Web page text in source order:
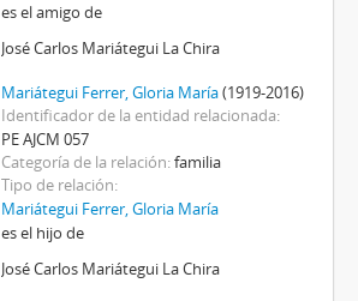
es el amigo de
José Carlos Mariátegui La Chira
Mariátegui Ferrer, Gloria María(1919-2016)
Identificador de la entidad relacionada
PE AJCM 057
Categoría de la relación familia
Tipo de relación
Mariátegui Ferrer, Gloria María
es el hijo de
José Carlos Mariátegui La Chira